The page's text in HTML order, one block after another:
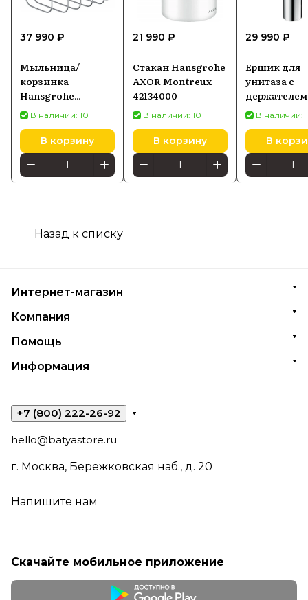
37 990 ₽
Мыльница/
корзинка
Hansgrohe
42065000
В наличии: 10
В корзину
21 990 ₽
Стакан Hansgrohe
AXOR Montreux
42134000
В наличии: 10
В корзину
29 990 ₽
Ершик для
унитаза с
держателем
Universal
хром
В наличии:
В
Назад к списку
Интернет-магазин
Компания
Помощь
Информация
+7 (800) 222-26-92
hello@batyastore.ru
г. Москва, Бережковская наб., д. 20
Напишите нам
Скачайте мобильное приложение